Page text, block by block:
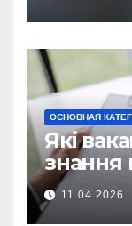
ОСНОВНАЯ
Які
знання
11.04.2026